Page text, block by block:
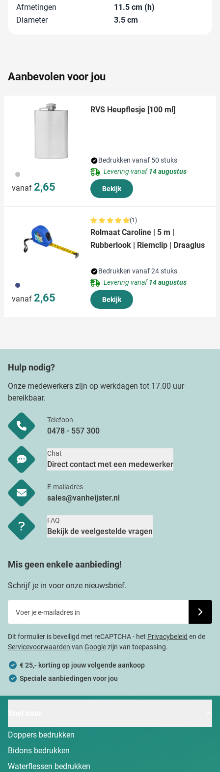
informatie over uw gebruik van onze site met onze
partners voor social media, adverteren en analyse. Deze
Afmetingen
11.5 cm (h)
Diameter
3.5 cm
Aanbevolen voor jou
032
vanaf 2,65
RVS Heupflesje [100 ml]
Bedrukken vanaf 50 stuks
Levering vanaf14 augustus
Bekijk
023
vanaf 2,65
(1)
Rolmaat Caroline | 5 m |
Rubberlook | Riemclip | Draaglus
Bedrukken vanaf 24 stuks
Levering vanaf14 augustus
Bekijk
Hulp nodig?
Onze medewerkers zijn op werkdagen tot 17.00 uur
bereikbaar.
Telefoon
0478 - 557 300
Chat
Direct contact met een medewerker
E-mailadres
sales@vanheijster.nl
FAQ
Bekijk de veelgestelde vragen
Mis geen enkele aanbieding!
Schrijf je in voor onze nieuwsbrief.
Dit formulier is beveiligd met reCAPTCHA - het Privacybeleid en de
Servicevoorwaarden van Googlezijn van toepassing.
€ 25,- korting op jouw volgende aankoop
Speciale aanbiedingen voor jou
Doppers bedrukken
Bidons bedrukken
Waterflessen bedrukken